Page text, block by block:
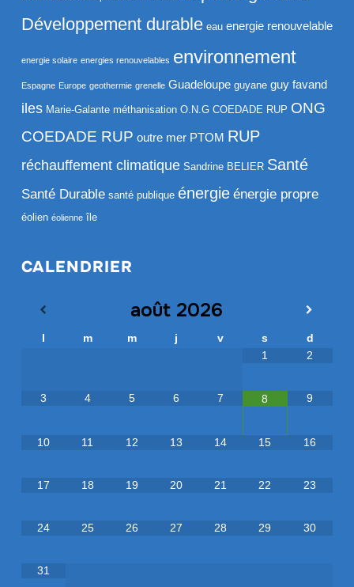
Développement durable eau energie renouvelable
energie solaire energies renouvelables environnement
Espagne Europe geothermie grenelle Guadeloupe guyane guy favand
iles Marie-Galante méthanisation O.N.G COEDADE RUP ONG
COEDADE RUP outre mer PTOM RUP
réchauffement climatique Sandrine BELIER Santé
Santé Durable santé publique énergie énergie propre
éolien éolienne île
CALENDRIER
août 2026
l m m j v s
d
1
2
3 4 5 6 7 8 9
10 11 12 13 14 15 16
17 18 19 20 21 22 23
24 25 26 27 28 29 30
31